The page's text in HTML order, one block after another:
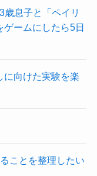
息子と「ペイリ
ゲームにしたら5日
に向けた実験を楽
ことを整理したい